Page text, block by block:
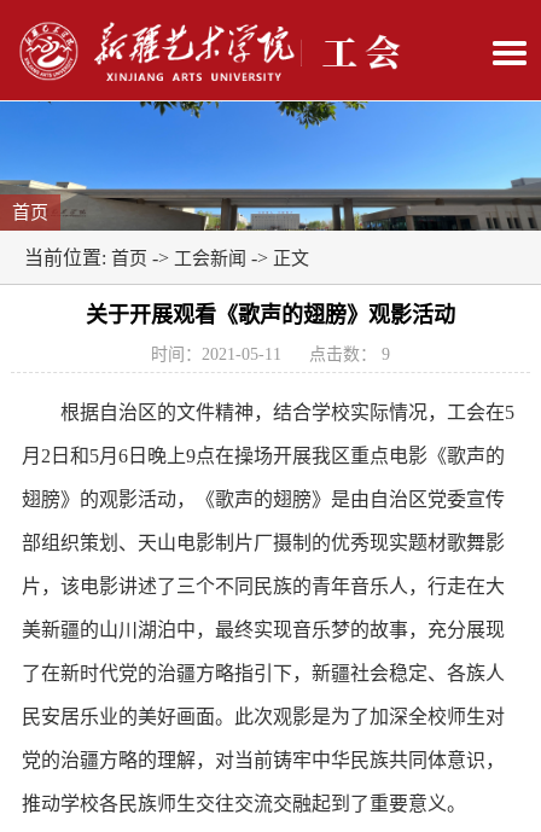
首页
当前位置: 首页 -> 工会新闻 -> 正文
关于开展观看《歌声的翅膀》观影活动
时间：2021-05-11 点击数： 9
根据自治区的文件精神，结合学校实际情况，工会在5
月2日和5月6日晚上9点在操场开展我区重点电影《歌声的
翅膀》的观影活动，《歌声的翅膀》是由自治区党委宣传
部组织策划、天山电影制片厂摄制的优秀现实题材歌舞影
片，该电影讲述了三个不同民族的青年音乐人，行走在大
美新疆的山川湖泊中，最终实现音乐梦的故事，充分展现
了在新时代党的治疆方略指引下，新疆社会稳定、各族人
民安居乐业的美好画面。此次观影是为了加深全校师生对
党的治疆方略的理解，对当前铸牢中华民族共同体意识，
推动学校各民族师生交往交流交融起到了重要意义。